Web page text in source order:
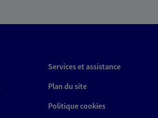
Services et assistance
Plan du site
Politique cookies